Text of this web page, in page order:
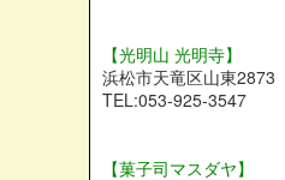
【光明山 光明寺】
浜松市天竜区山東2873
TEL:053-925-3547
【菓子司マスダヤ】